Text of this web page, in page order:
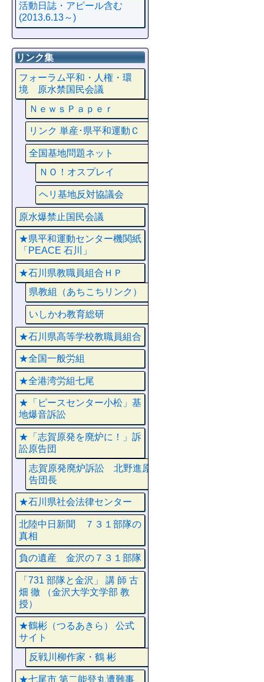
活動日誌・アピール含む
(2013.6.13～)
リンク集
フォーラム平和・人権・環
境 原水禁国民会議
ＮｅｗｓＰａｐｅｒ
リンク 単産･県平和運動Ｃ
全国基地問題ネット
ＮＯ！オスプレイ
ヘリ基地反対協議会
原水爆禁止国民会議
★県平和運動センター機関紙
「PEACE 石川」
★石川県教職員組合ＨＰ
県教組（あちこちリンク）
いしかわ教育総研
★石川県高等学校教職員組合
★全国一般労組
★全港湾労組七尾
★「ピースセンター小松」基
地爆音訴訟
★「志賀原発を廃炉に！」訴
訟原告団
志賀原発廃炉訴訟 北野進原
告団長
★石川県社会法律センター
北陸中日新聞 ７３１部隊の
真相
負の遺産 金沢の７３１部隊
「731 部隊と金沢」 講 師 古
畑 徹 （金沢大学文学部 教
授）
★鶴彬（つるあきら） 公式
サイト
反戦川柳作家・鶴 彬
★七尾市 第二能登丸遭難事